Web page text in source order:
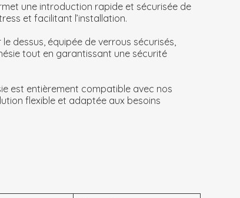
une introduction rapide et sécurisée de
et facilitant l’installation.
le dessus, équipée de verrous sécurisés,
tout en garantissant une sécurité
est entièrement compatible avec nos
flexible et adaptée aux besoins